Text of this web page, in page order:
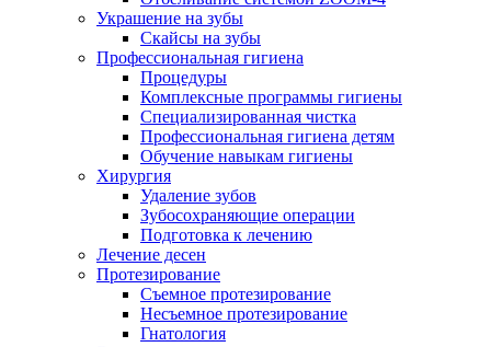
Украшение на зубы
Скайсы на зубы
Профессиональная гигиена
Процедуры
Комплексные программы гигиены
Специализированная чистка
Профессиональная гигиена детям
Обучение навыкам гигиены
Хирургия
Удаление зубов
Зубосохраняющие операции
Подготовка к лечению
Лечение десен
Протезирование
Съемное протезирование
Несъемное протезирование
Гнатология